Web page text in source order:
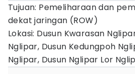
Tujuan: Pemeliharaan dan
dekat jaringan (ROW)
Lokasi: Dusun Kwarasan
Nglipar, Dusun Kedungpoh
Nglipar, Dusun Nglipar Lor